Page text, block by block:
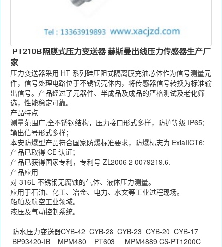
PT210B隔膜式压力变送器 赫斯曼出线压力传感器生产厂
家
压力变送器采用 HT 系列硅压阻式隔离膜充油芯体作为信号测量元
件，信号处理电路位于不锈钢壳体内，将传感器信号转换为标准输
出信号。产品经过了元器件、半成品及成品的严格测试及老化筛
选，性能稳定可靠。
产品特点
测量范围广,全不锈钢结构，压力接口形式多样，防护等级 IP65;
输出信号形式多样；
本安防爆型产品符合国家防爆标准要求，防爆标志为 ExiaIICT6;
产品已取得 CE 认证；
产品已获得国家专利，专利号 ZL2006 2 0079219.6.
产品应用
对 316L 不锈钢无腐蚀的气体、液体压力测量。
应用于石油、化工、冶金、电力、水文等工业过程现场。
船舶及航空工业领域。
液压及气动控制系统。
防水压力变送器CYB-42 CYB-28 CYB-23 CYB-20 CYB-17
BP93420-IB MPM480 PT603 MPM4889 CS-PT1200C